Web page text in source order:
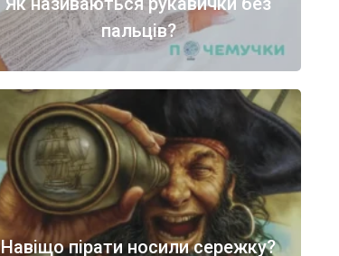
пальців?
Навіщо пірати носили сережку?